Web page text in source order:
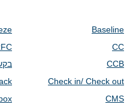
Baseline
CC
CCB
Check in/ Check out
CMS